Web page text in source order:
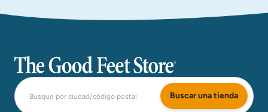
The Good Feet Store
Buscar una tienda